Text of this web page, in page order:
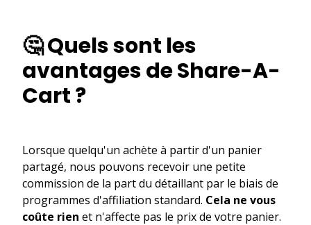
🤔 Quels sont les
avantages de Share-A-
Cart ?
Lorsque quelqu'un achète à partir d'un panier
partagé, nous pouvons recevoir une petite
commission de la part du détaillant par le biais de
programmes d'affiliation standard. Cela ne vous
coûte rien et n'affecte pas le prix de votre panier.